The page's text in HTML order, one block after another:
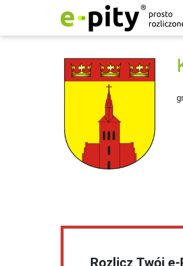
Rozlicz Twój